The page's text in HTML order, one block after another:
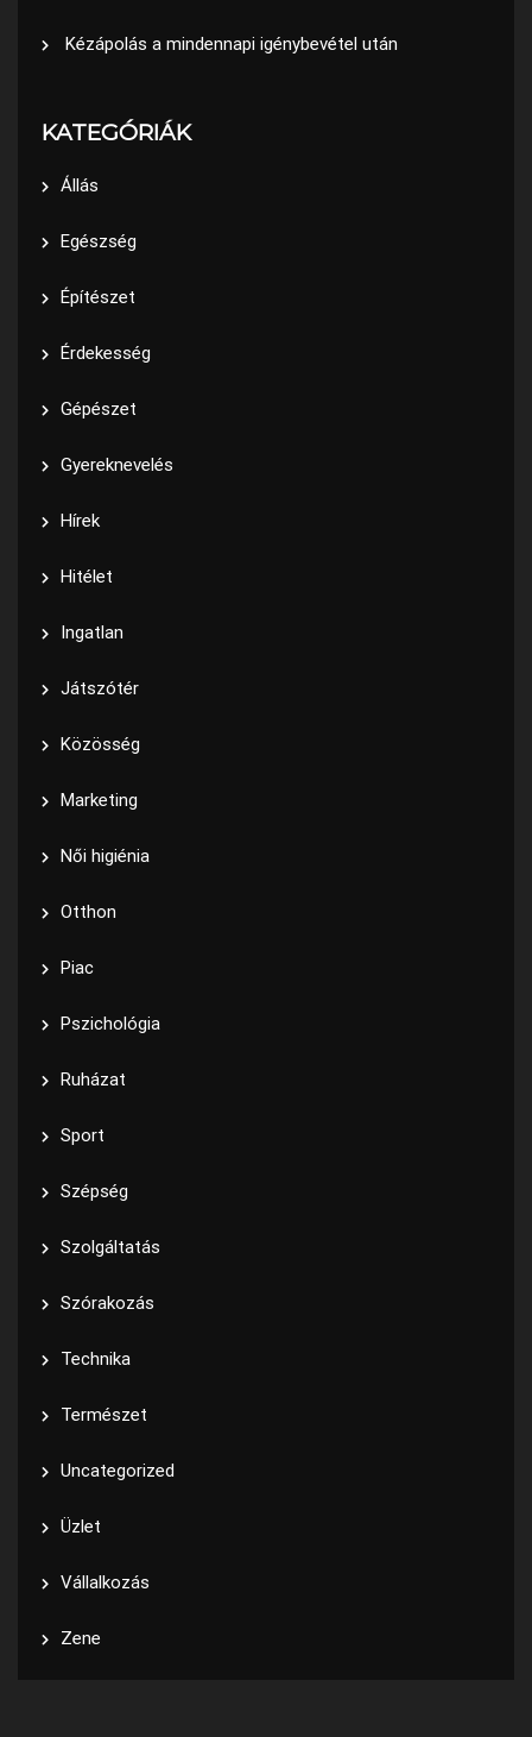
Kézápolás a mindennapi igénybevétel után
KATEGÓRIÁK
Állás
Egészség
Építészet
Érdekesség
Gépészet
Gyereknevelés
Hírek
Hitélet
Ingatlan
Játszótér
Közösség
Marketing
Női higiénia
Otthon
Piac
Pszichológia
Ruházat
Sport
Szépség
Szolgáltatás
Szórakozás
Technika
Természet
Uncategorized
Üzlet
Vállalkozás
Zene